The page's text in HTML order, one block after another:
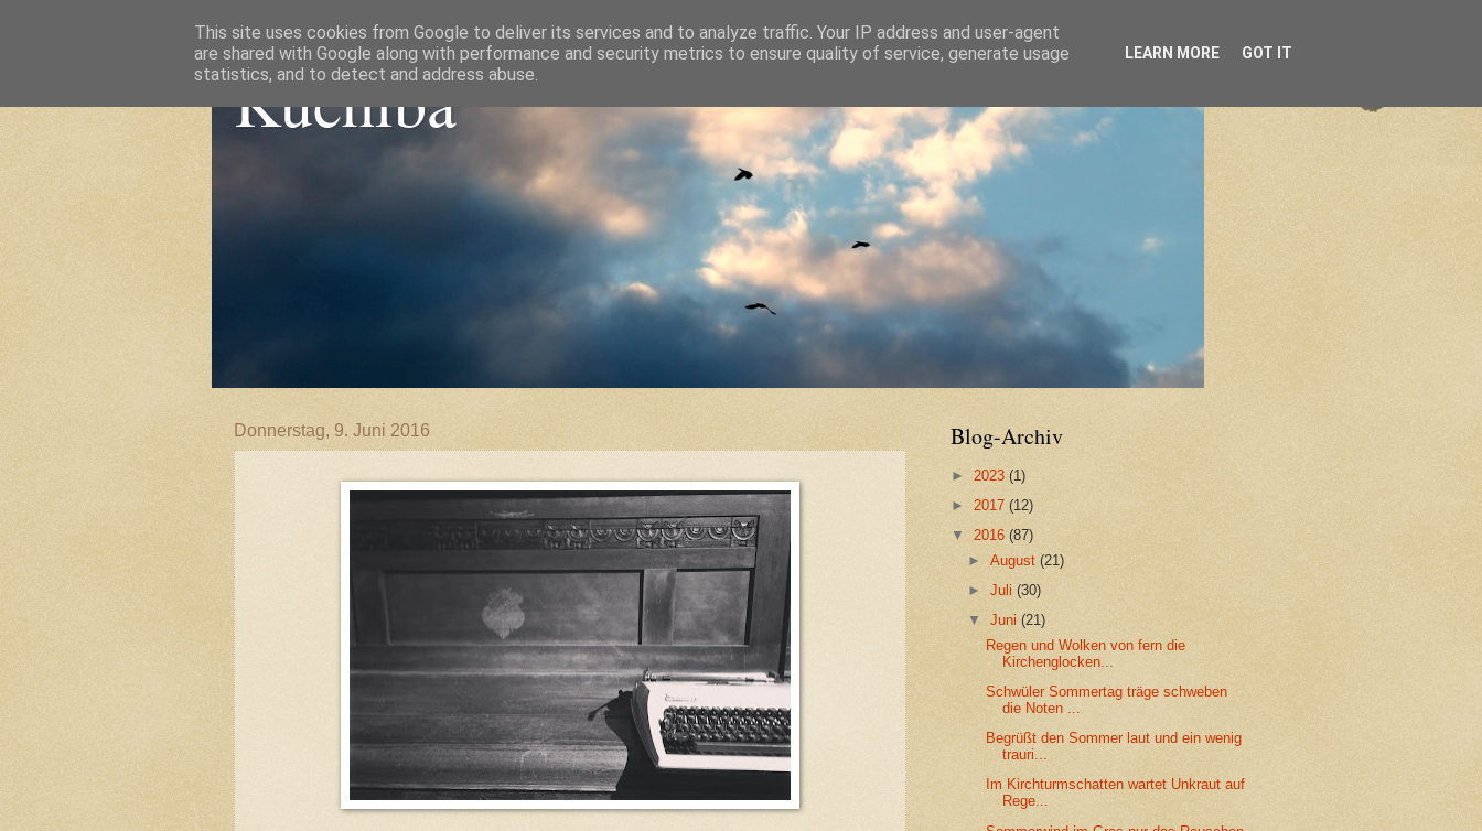
Kuchiba
Donnerstag, 9. Juni 2016 Blog-Archiv
► 2023 (1)
► 2017 (12)
▼ 2016 (87)
►August(21)
►Juli(30)
▼Juni(21)
Regen und Wolken von fern die
Kirchenglocken...
Schwüler Sommertag träge schweben
die Noten ...
Begrüßt den Sommer laut und ein wenig
trauri...
Im Kirchturmschatten wartet Unkraut auf
Rege...
This site uses cookies from Google to deliver its services and to analyze traffic. Your IP address and user-agent
are shared with Google along with performance and security metrics to ensure quality of service, generate usage
statistics, and to detect and address abuse.
LEARN MORE GOT IT